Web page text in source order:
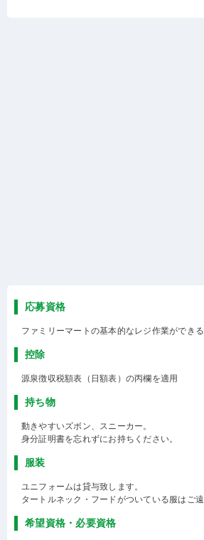
応募資格
ファミリーマートの基本的なレジ作業ができ
控除
源泉徴収税額表（日額表）の丙欄を適用
持ち物
動きやすいズボン、スニーカー。
身分証明書を忘れずにお持ちください。
服装
ユニフォームは貸与致します。
タートルネック・フードがついている服はご遠
希望資格・必要資格